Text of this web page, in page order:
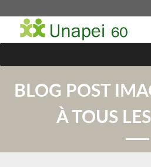
BLOG POST
À TOUS